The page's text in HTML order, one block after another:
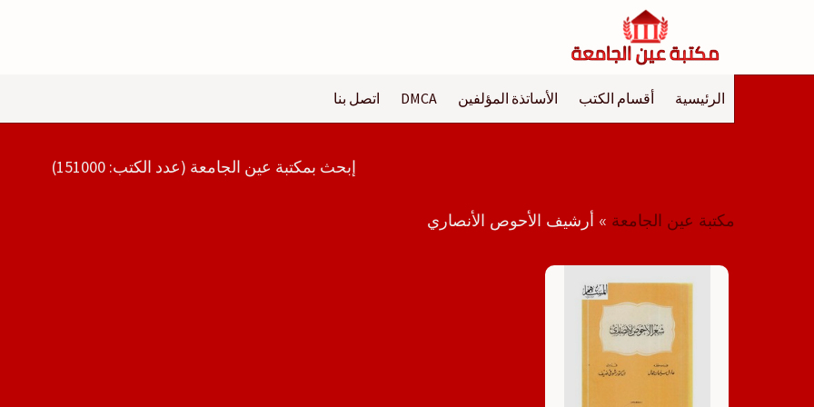
الرئيسية أقسام الكتب الأساتذة المؤلفين DMCA اتصل بنا
إبحث بمكتبة عين الجامعة (عدد الكتب: 151000)
مكتبة عين الجامعة » أرشيف الأحوص الأنصاري